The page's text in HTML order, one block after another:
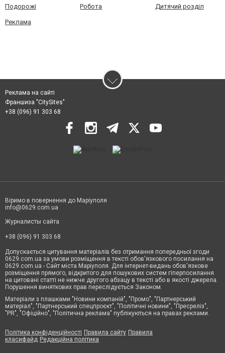
Подорожі Робота Дитячий розділ
Реклама
Реклама на сайті
Франшиза "CitySites"
+38 (096) 91 303 68
Віримо в повернення до Маріуполя
info@0629.com.ua
Журналисты сайта
+38 (096) 91 303 68
Допускається цитування матеріалів без отримання попередньої згоди
0629.com.ua за умови розміщення в тексті обов'язкового посилання на
0629.com.ua - Сайт міста Маріуполя. Для інтернет-видань обов'язкове
розміщення прямого, відкритого для пошукових систем гіперпосилання
на цитовані статті не нижче другого абзацу в тексті або в якості джерела.
Порушення виняткових прав переслідується Законом.
Матеріали з плашками "Новини компаній", "Промо", "Партнерський
матеріал", "Партнерський спецпроєкт", "Політичні новини", "Пресреліз",
"PR", "Офіційно", "Політична реклама" публікуються на правах реклами.
Політика конфіденційності Правила сайту Правила
класифайд Редакційна політика